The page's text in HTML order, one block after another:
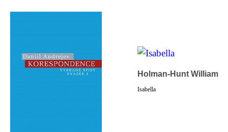
Holman-Hunt William
Isabella